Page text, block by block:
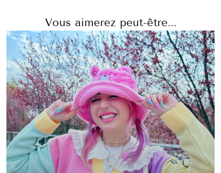
Vous aimerez peut-être...